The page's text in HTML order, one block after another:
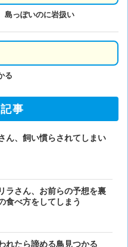
島っぽいのに岩扱い
る
事
ん、飼い慣らされてしまい
ラさん、お前らの予想を裏
食べ方をしてしまう
れたら諦める鳥見つかる